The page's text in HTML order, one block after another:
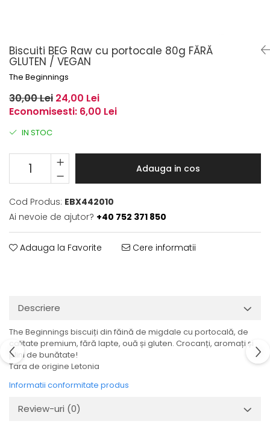
Biscuiti BEG Raw cu portocale 80g FĂRĂ
GLUTEN / VEGAN
The Beginnings
30,00 Lei 24,00 Lei
Economisesti: 6,00 Lei
IN STOC
Adauga in cos
Cod Produs: EBX442010
Ai nevoie de ajutor? +40 752 371 850
Adauga la Favorite Cere informatii
Descriere
The Beginnings biscuiți din făină de migdale cu portocală, de
calitate premium, fără lapte, ouă și gluten. Crocanți, aromați și
plini de bunătate!
Tara de origine Letonia
Informatii conformitate produs
Review-uri (0)